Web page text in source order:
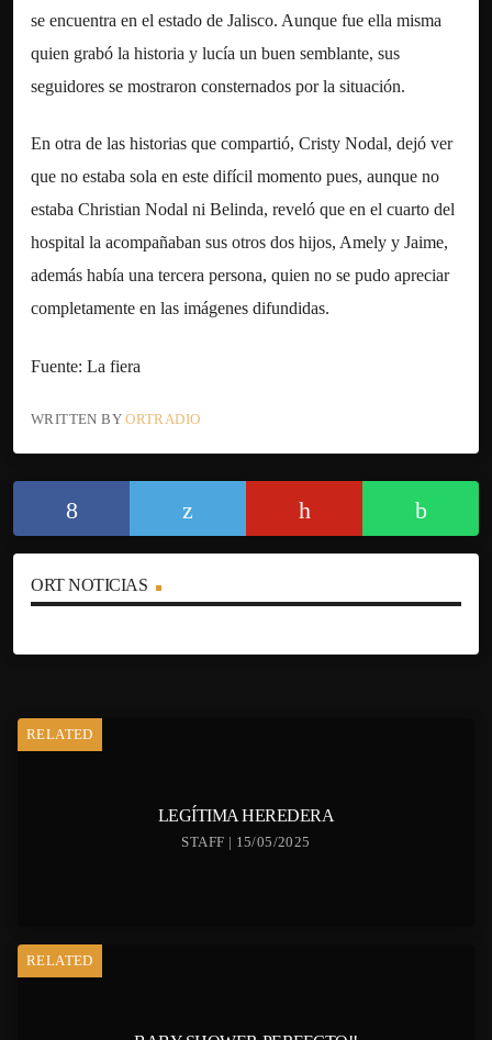
se encuentra en el estado de Jalisco. Aunque fue ella misma
quien grabó la historia y lucía un buen semblante, sus
seguidores se mostraron consternados por la situación.
En otra de las historias que compartió, Cristy Nodal, dejó ver
que no estaba sola en este difícil momento pues, aunque no
estaba Christian Nodal ni Belinda, reveló que en el cuarto del
hospital la acompañaban sus otros dos hijos, Amely y Jaime,
además había una tercera persona, quien no se pudo apreciar
completamente en las imágenes difundidas.
Fuente: La fiera
WRITTEN BYORTRADIO
ORT NOTICIAS
RELATED
LEGÍTIMA HEREDERA
STAFF | 15/05/2025
RELATED